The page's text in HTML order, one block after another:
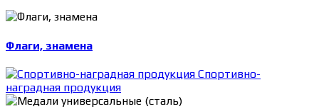
Флаги, знамена
Спортивно-
наградная продукция